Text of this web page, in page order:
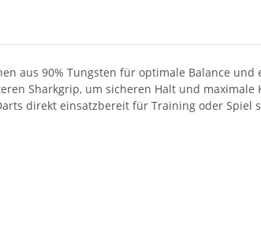
aus 90% Tungsten für optimale Balance und
Sharkgrip, um sicheren Halt und
direkt einsatzbereit für Training oder Spiel